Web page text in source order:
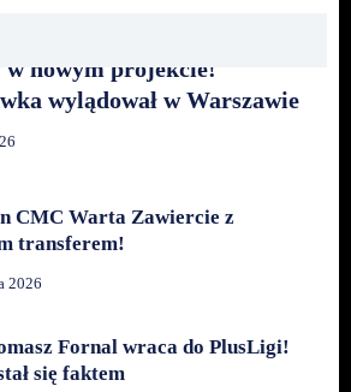
nowym projekcie!
wylądował w Warszawie
CMC Warta Zawiercie z
transferem!
2026
Fornal wraca do PlusLigi!
się faktem